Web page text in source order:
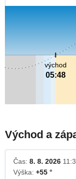
východ
05:48
Východ a
Čas: 8. 8. 2026
Výška: +55 °